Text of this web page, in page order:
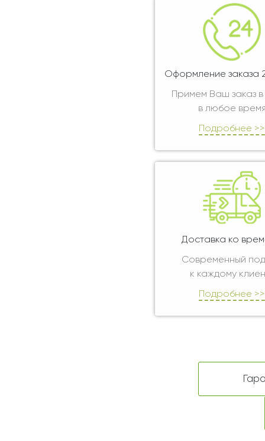
Оформление заказа
Примем Ваш заказ в
в любое время
Подробнее >>
Доставка ко
Современный
к каждому
Подробнее >>